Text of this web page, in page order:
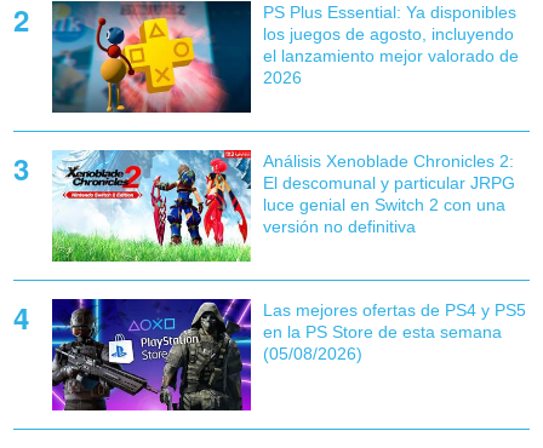
PS Plus Essential: Ya disponibles
los juegos de agosto, incluyendo
el lanzamiento mejor valorado de
2026
Análisis Xenoblade Chronicles 2:
El descomunal y particular JRPG
luce genial en Switch 2 con una
versión no definitiva
Las mejores ofertas de PS4 y PS5
en la PS Store de esta semana
(05/08/2026)